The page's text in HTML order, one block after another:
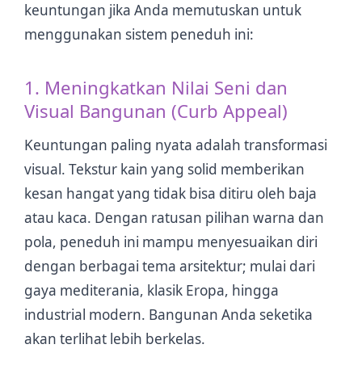
keuntungan jika Anda memutuskan untuk
menggunakan sistem peneduh ini:
1. Meningkatkan Nilai Seni dan
Visual Bangunan (Curb Appeal)
Keuntungan paling nyata adalah transformasi
visual. Tekstur kain yang solid memberikan
kesan hangat yang tidak bisa ditiru oleh baja
atau kaca. Dengan ratusan pilihan warna dan
pola, peneduh ini mampu menyesuaikan diri
dengan berbagai tema arsitektur; mulai dari
gaya mediterania, klasik Eropa, hingga
industrial modern. Bangunan Anda seketika
akan terlihat lebih berkelas.